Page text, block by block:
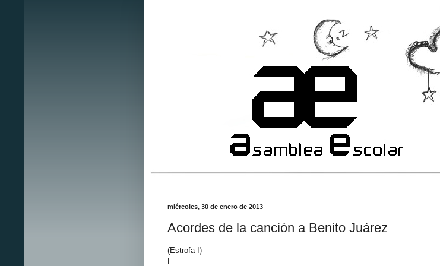
miércoles, 30 de enero de 2013
Acordes de la canción a Benito Juárez
(Estrofa I)
F